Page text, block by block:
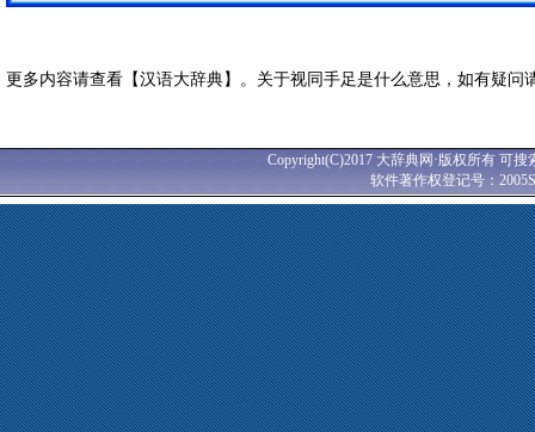
更多内容请查看【汉语大辞典】。关于视同手足是什么意思，如有疑问
Copyright(C)2017 大辞典网·版权所有 可
软件著作权登记号：